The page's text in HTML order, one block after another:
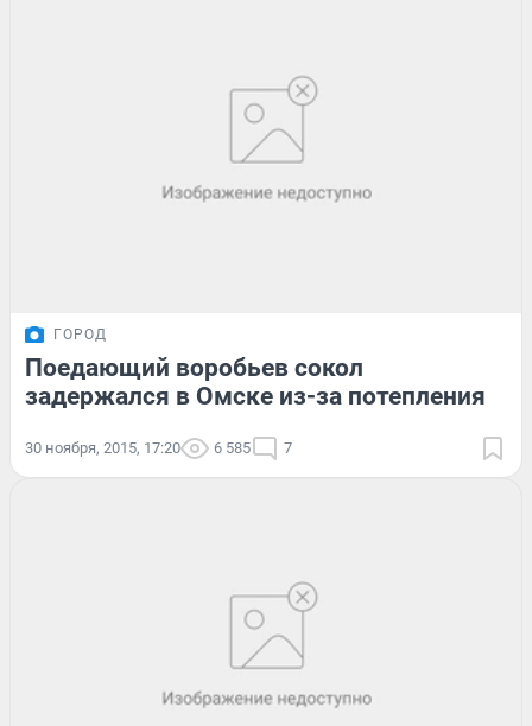
ГОРОД
Поедающий воробьев сокол
задержался в Омске из-за потепления
30 ноября, 2015, 17:20 6 585 7